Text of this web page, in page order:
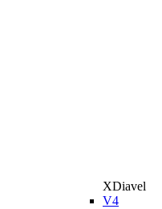
XDiavel
V4